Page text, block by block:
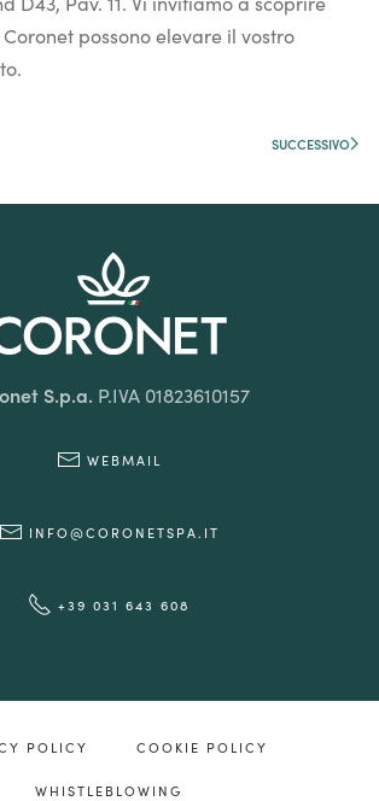
possono elevare il vostro
SUCCESSIVO
S.p.a. P.IVA 01823610157
WEBMAIL
INFO@CORONETSPA.IT
+39 031 643 608
POLICY COOKIE POLICY
WHISTLEBLOWING